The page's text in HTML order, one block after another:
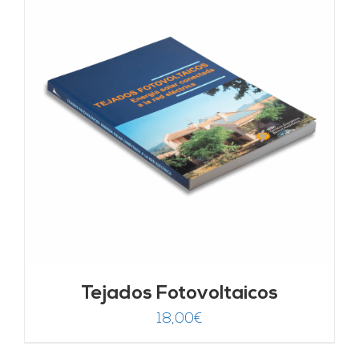
Tejados Fotovoltaicos
18,00€